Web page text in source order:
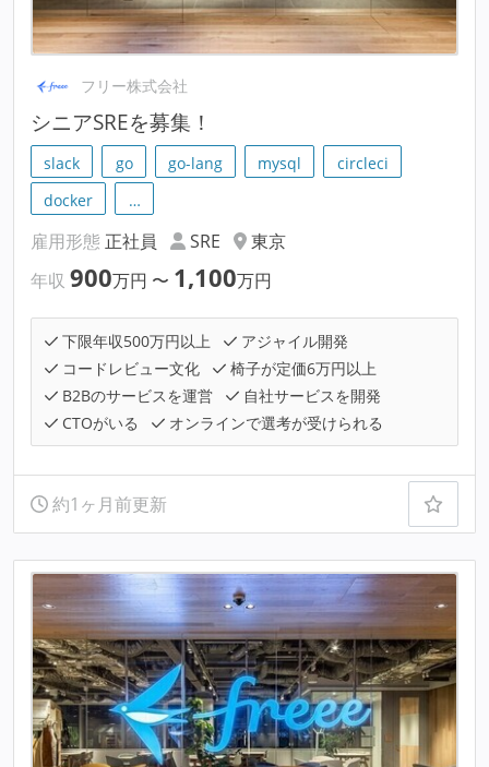
フリー株式会社
シニアSREを募集！
slack go go-lang mysql
circleci
docker
…
雇用形態 正社員 SRE
東京
年収 900万円 〜 1,100万円
下限年収500万円以上
アジャイル開発
コードレビュー文化
椅子が定価6万円以上
B2Bのサービスを運営
自社サービスを開発
CTOがいる
オンラインで選考が受けられる
約1ヶ月前更新